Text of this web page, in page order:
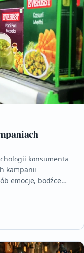
konsumenta
kampanii
emocje, bodźce